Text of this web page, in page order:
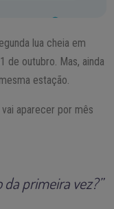
lua cheia em
de outubro. Mas, ainda
estação.
vai aparecer por mês
primeira vez?”